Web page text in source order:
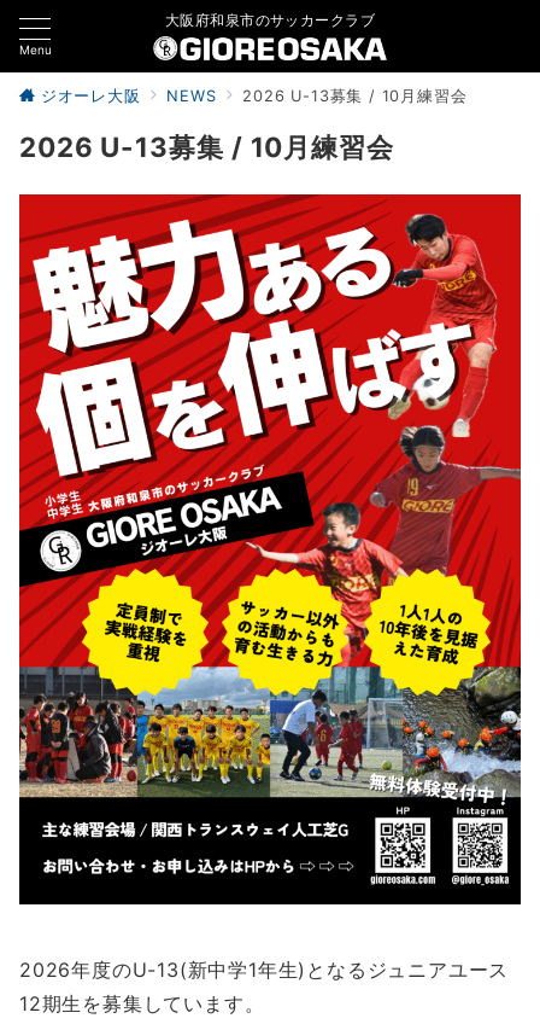
Menu
大阪府和泉市のサッカークラブ
ジオーレ大阪 NEWS 2026 U-13募集 / 10月練習会
2026 U-13募集 / 10月練習会
2026年度のU-13(新中学1年生)となるジュニアユース
12期生を募集しています。